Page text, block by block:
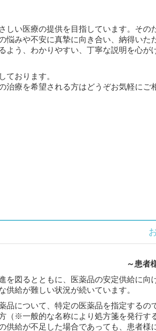
しい医療の提供を目指しています。その
悩みや不安に真摯に向き合い、納得いた
よう、わかりやすい、丁寧な説明を心が
ております。
治療を希望される方はどうぞお気軽にご
～患者
を図るとともに、医薬品の安定供給に向
供給が難しい状況が続いています。
品について、特定の医薬品を指定するの
（※一般的な名称により処方箋を発行す
供給が不足した場合であっても、患者様